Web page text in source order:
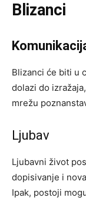
Blizanci
Blizanci će biti u
dolazi do
mrežu
Ljubav
Ljubavni život
dopisivanje i
Ipak, postoji